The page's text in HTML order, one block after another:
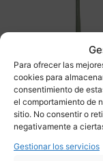
Para ofrecer las
cookies para
consentimiento de
el comportamiento de
sitio. No consentir o
negativamente a
Gestionar los servicios
Jarrón / Soliflor
Verde celadón,
Francia